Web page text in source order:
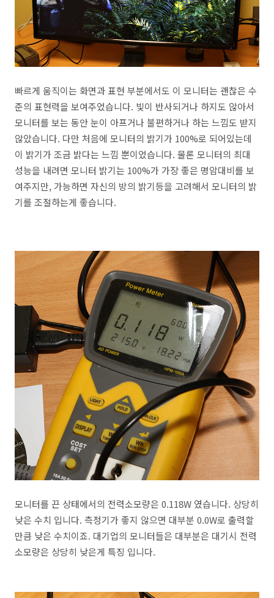
빠르게 움직이는 화면과 표현 부분에서도 이 모니터는 괜찮은 수
준의 표현력을 보여주었습니다. 빛이 반사되거나 하지도 않아서
모니터를 보는 동안 눈이 아프거나 불편하거나 하는 느낌도 받지
않았습니다. 다만 처음에 모니터의 밝기가 100%로 되어있는데
이 밝기가 조금 밝다는 느낌 뿐이었습니다. 물론 모니터의 최대
성능을 내려면 모니터 밝기는 100%가 가장 좋은 명암대비를 보
여주지만, 가능하면 자신의 방의 밝기등을 고려해서 모니터의 밝
기를 조절하는게 좋습니다.
모니터를 끈 상태에서의 전력소모량은 0.118W 였습니다. 상당히
낮은 수치 입니다. 측정기가 좋지 않으면 대부분 0.0W로 출력할
만큼 낮은 수치이죠. 대기업의 모니터들은 대부분은 대기시 전력
소모량은 상당히 낮은게 특징 입니다.